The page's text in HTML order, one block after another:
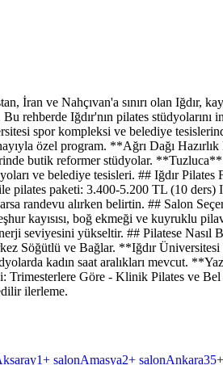
İran ve Nahçıvan'a sınırı olan Iğdır,
Bu rehberde Iğdır'nın pilates
spor kompleksi ve belediye
özel program. **Ağrı Dağı
butik reformer stüdyolar.
ve belediye tesisleri. ## Iğdır
paketi: 3.400-5.200 TL (10
randevu alırken belirtin. ## Salon
kayısısı, boğ ekmeği ve kuyruklu
enerji seviyesini yükseltir. ## Pilatese
Söğütlü ve Bağlar. **Iğdır
kadın saat aralıkları mevcut.
Göre - Klinik Pilates ve
ilerleme.
1+ salonAmasya2+ salonAnkara35